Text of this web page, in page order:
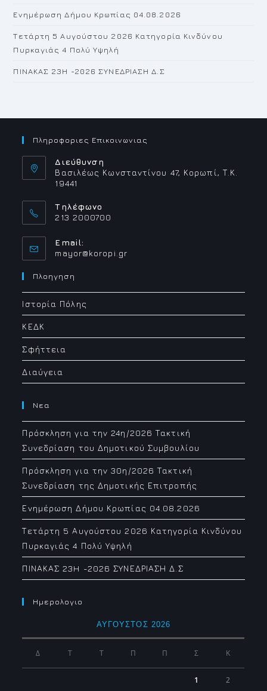
Ενημέρωση Δήμου Κρωπίας 04.08.2026
Τετάρτη 5 Αυγούστου 2026 Κατηγορία Κινδύνου
Πυρκαγιάς 4 Πολύ Υψηλή
ΠΙΝΑΚΑΣ 23H -2026 ΣΥΝΕΔΡΙΑΣΗ Δ.Σ
Πληροφοριες Επικοινωνιας
Διεύθυνση
Βασιλέως Κωνσταντίνου 47, Κορωπί, Τ.Κ.
19441
Τηλέφωνο
213 2000700
Email:
mayor@koropi.grOpens
Πλοηγηση
Ιστορία Πόλης
ΚΕΔΚ
Σφήττεια
Διαύγεια
Νεα
Πρόσκληση για την 24η/2026 Τακτική
Συνεδρίαση του Δημοτικού Συμβουλίου
Πρόσκληση για την 30η/2026 Τακτική
Συνεδρίαση της Δημοτικής Επιτροπής
Ενημέρωση Δήμου Κρωπίας 04.08.2026
Τετάρτη 5 Αυγούστου 2026 Κατηγορία Κινδύνου
Πυρκαγιάς 4 Πολύ Υψηλή
ΠΙΝΑΚΑΣ 23H -2026 ΣΥΝΕΔΡΙΑΣΗ Δ.Σ
Ημερολογιο
ΑΎΓΟΥΣΤΟΣ 2026
Δ Τ Τ Π Π Σ Κ
1 2